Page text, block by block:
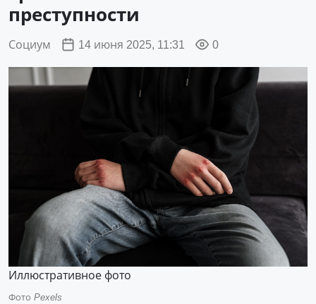
преступности
Социум 14 июня 2025, 11:31 0
Иллюстративное фото
Фото Pexels